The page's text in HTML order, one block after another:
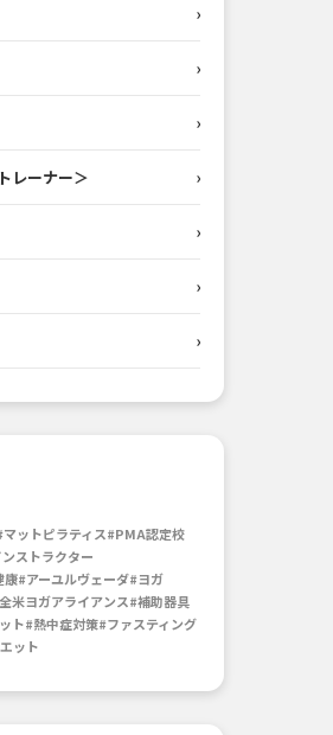
›
›
›
レーナー＞ ›
›
›
›
マットピラティス#PMA認定校
ストラクター
康#アーユルヴェーダ#ヨガ
米ヨガアライアンス#補助器具
ト#熱中症対策#ファスティング
ット